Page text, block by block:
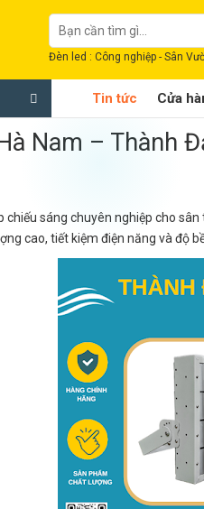
Tìm
kiếm:
Đèn led : Công nghiệp - Sân
Tin tức Cửa
Nam – Thành
sáng chuyên nghiệp cho
cao, tiết kiệm điện năng và độ